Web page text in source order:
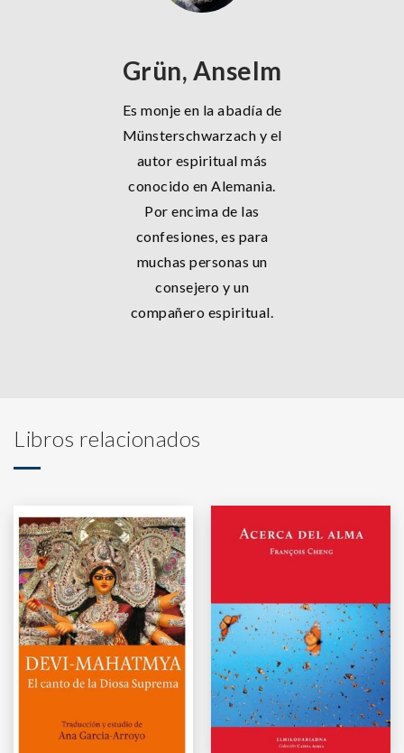
Grün, Anselm
Es monje en la abadía de
Münsterschwarzach y el
autor espiritual más
conocido en Alemania.
Por encima de las
confesiones, es para
muchas personas un
consejero y un
compañero espiritual.
Libros relacionados